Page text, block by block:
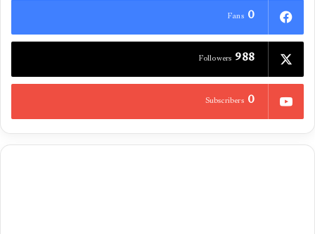
0
Fans
988
Followers
0
Subscribers